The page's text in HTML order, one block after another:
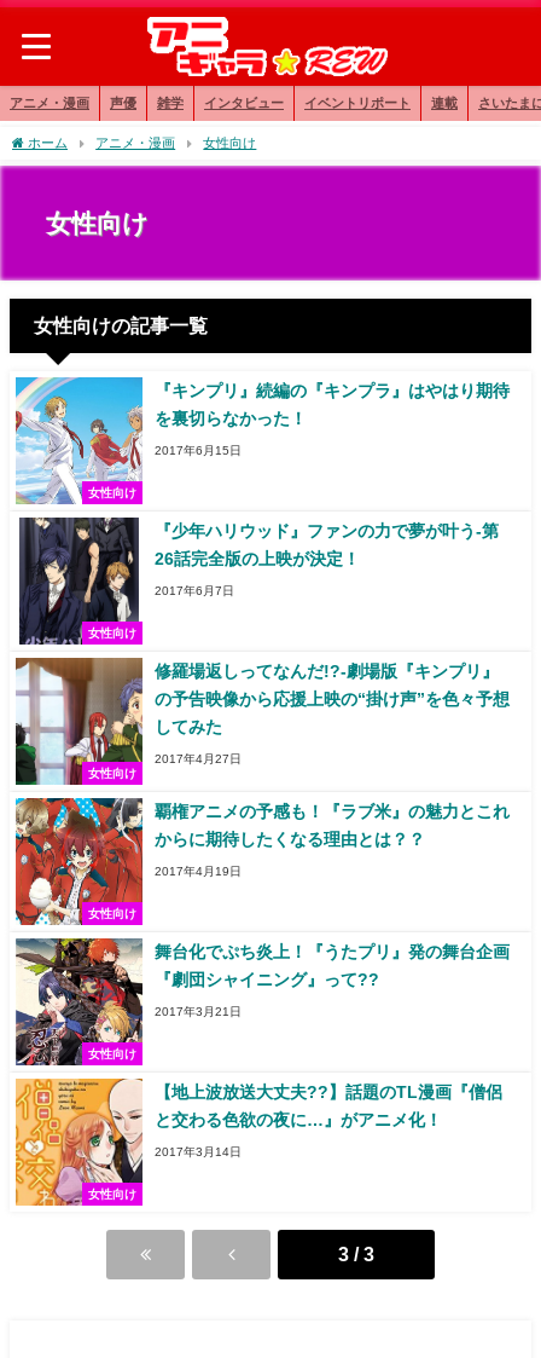
アニメ・漫画 声優 雑学 インタビュー イベントリポート 連載 さいたま
ホーム アニメ・漫画 女性向け
女性向け
女性向けの記事一覧
女性向け
『キンプリ』続編の『キンプラ』はやはり期待
を裏切らなかった！
2017年6月15日
女性向け
『少年ハリウッド』ファンの力で夢が叶う-第
26話完全版の上映が決定！
2017年6月7日
女性向け
修羅場返しってなんだ!?-劇場版『キンプリ』
の予告映像から応援上映の“掛け声”を色々予想
してみた
2017年4月27日
女性向け
覇権アニメの予感も！『ラブ米』の魅力とこれ
からに期待したくなる理由とは？？
2017年4月19日
女性向け
舞台化でぷち炎上！『うたプリ』発の舞台企画
『劇団シャイニング』って??
2017年3月21日
女性向け
【地上波放送大丈夫??】話題のTL漫画『僧侶
と交わる色欲の夜に…』がアニメ化！
2017年3月14日
3 / 3